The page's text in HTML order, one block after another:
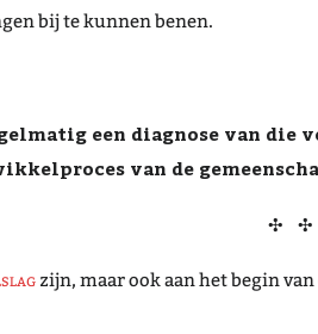
bij te kunnen benen.
een diagnose van die
van de
✣
zijn, maar ook aan het begin van